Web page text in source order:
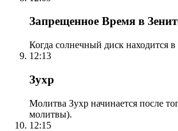
Запрещенное Время в
Когда солнечный диск находится
12:13
Зухр
Молитва Зухр начинается после
молитвы).
12:15